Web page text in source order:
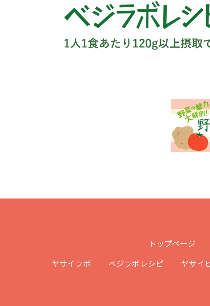
トップページ
ヤサイラボ
ベジラボレシピ ヤサイ